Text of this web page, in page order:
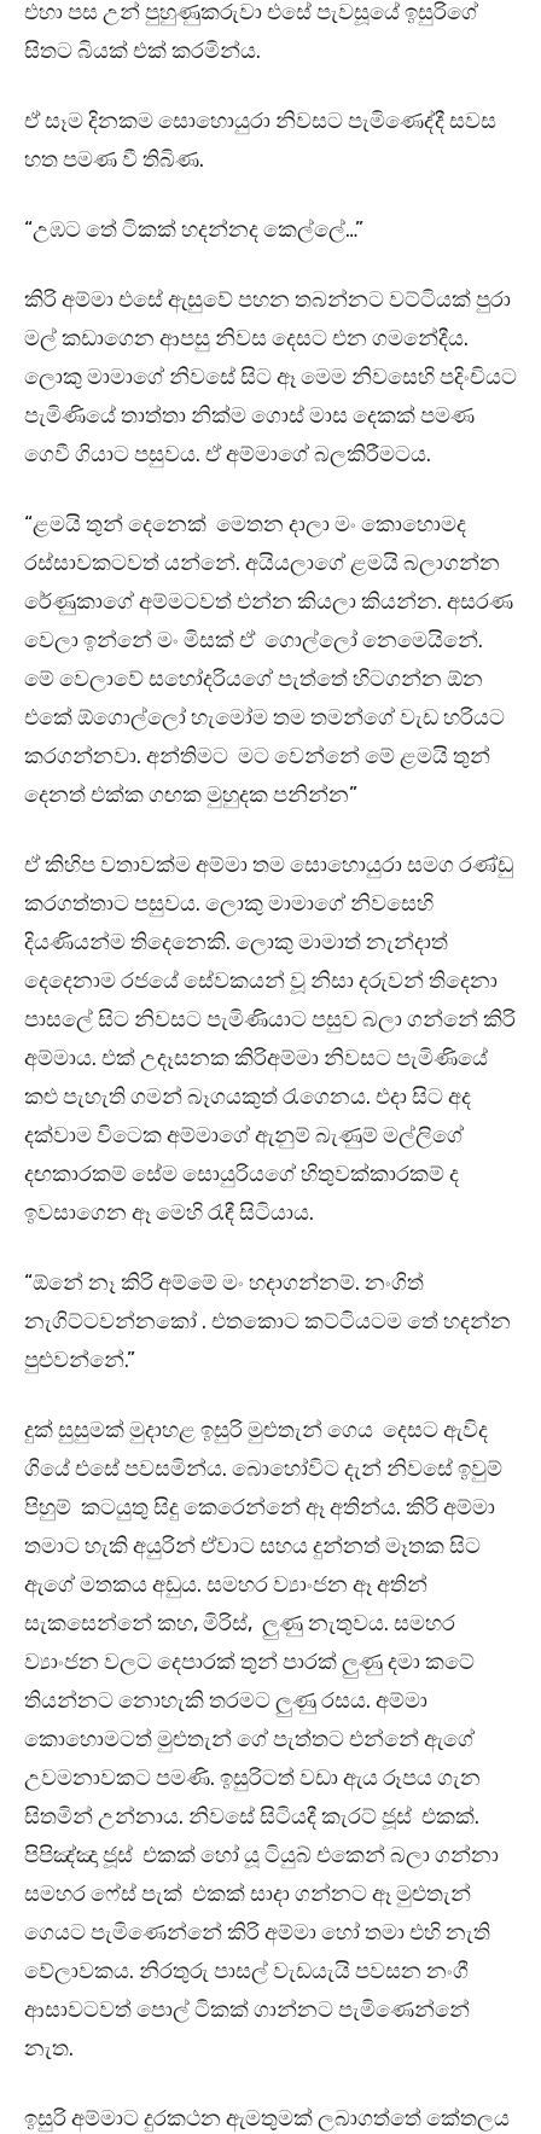
එහා පස උන් පුහුණුකරුවා එසේ පැවසූයේ ඉසුරිගේ
සිතට බියක් එක් කරමින්ය.
ඒ සෑම දිනකම සොහොයුරා නිවසට පැමිණෙද්දී සවස
හත පමණ වී තිබිණ.
“උඹට තේ ටිකක් හදන්නද කෙල්ලේ…”
කිරි අම්මා එසේ ඇසුවේ පහන තබන්නට වට්ටියක් පුරා
මල් කඩාගෙන ආපසු නිවස දෙසට එන ගමනේදීය.
ලොකු මාමාගේ නිවසේ සිට ඈ මෙම නිවසෙහි පදිංචියට
පැමිණියේ තාත්තා නික්ම ගොස් මාස දෙකක් පමණ
ගෙවී ගියාට පසුවය. ඒ අම්මාගේ බලකිරීමටය.
“ළමයි තුන් දෙනෙක් මෙතන දාලා මං කොහොමද
රස්සාවකටවත් යන්නේ. අයියලාගේ ළමයි බලාගන්න
රේණුකාගේ අම්මටවත් එන්න කියලා කියන්න. අසරණ
වෙලා ඉන්නේ මං මිසක් ඒ ගොල්ලෝ නෙමෙයිනේ.
මේ වෙලාවේ සහෝදරියගේ පැත්තේ හිටගන්න ඕන
එකේ ඕගොල්ලෝ හැමෝම තම තමන්ගේ වැඩ හරියට
කරගන්නවා. අන්තිමට මට වෙන්නේ මේ ළමයි තුන්
දෙනත් එක්ක ගඟක මුහුදක පනින්න”
ඒ කිහිප වතාවක්ම අම්මා තම සොහොයුරා සමග රණ්ඩු
කරගත්තාට පසුවය. ලොකු මාමාගේ නිවසෙහි
දියණියන්ම තිදෙනෙකි. ලොකු මාමාත් නැන්දාත්
දෙදෙනාම රජයේ සේවකයන් වූ නිසා දරුවන් තිදෙනා
පාසලේ සිට නිවසට පැමිණියාට පසුව බලා ගන්නේ කිරි
අම්මාය. එක් උදෑසනක කිරිඅම්මා නිවසට පැමිණියේ
කළු පැහැති ගමන් බෑගයකුත් රැගෙනය. එදා සිට අද
දක්වාම විටෙක අම්මාගේ ඇනුම් බැණුම් මල්ලිගේ
දඟකාරකම් සේම සොයුරියගේ හිතුවක්කාරකම් ද
ඉවසාගෙන ඈ මෙහි රැඳී සිටියාය.
“ඕනේ නෑ කිරි අම්මේ මං හදාගන්නම්. නංගිත්
නැගිට්ටවන්නකෝ . එතකොට කට්ටියටම තේ හදන්න
පුළුවන්නේ.”
දුක් සුසුමක් මුදාහළ ඉසුරි මුළුතැන් ගෙය දෙසට ඇවිද
ගියේ එසේ පවසමින්ය. බොහෝවිට දැන් නිවසේ ඉවුම්
පිහුම් කටයුතු සිදු කෙරෙන්නේ ඈ අතින්ය. කිරි අම්මා
තමාට හැකි අයුරින් ඒවාට සහය දුන්නත් මෑතක සිට
ඇගේ මතකය අඩුය. සමහර ව්‍යාංජන ඈ අතින්
සැකසෙන්නේ කහ, මිරිස්, ලුණු නැතුවය. සමහර
ව්‍යාංජන වලට දෙපාරක් තුන් පාරක් ලුණු දමා කටේ
තියන්නට නොහැකි තරමට ලුණු රසය. අම්මා
කොහොමටත් මුළුතැන් ගේ පැත්තට එන්නේ ඇගේ
උවමනාවකට පමණි. ඉසුරිටත් වඩා ඇය රූපය ගැන
සිතමින් උන්නාය. නිවසේ සිටියදී කැරට් ජූස් එකක්.
පිපිඤ්ඤා ජූස් එකක් හෝ යූ ටියුබ් එකෙන් බලා ගන්නා
සමහර ෆේස් පැක් එකක් සාදා ගන්නට ඈ මුළුතැන්
ගෙයට පැමිණෙන්නේ කිරි අම්මා හෝ තමා එහි නැති
වේලාවකය. නිරතුරු පාසල් වැඩයැයි පවසන නංගී
ආසාවටවත් පොල් ටිකක් ගාන්නට පැමිණෙන්නේ
නැත.
ඉසුරි අම්මාට දුරකථන ඇමතුමක් ලබාගත්තේ කේතලය